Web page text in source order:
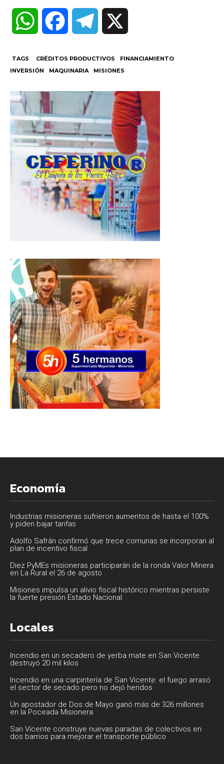
W
a
t
s
p
c
b
o
o
k
l
g
r
a
m
TAGS CRÉDITOS PRODUCTIVOS
FINANCIAMIENTO
INVERSIÓN
MAQUINARIA MISIONES
Economía
Industrias misioneras sufrieron aumentos de hasta el 100%
y piden bajar tarifas
Adolfo Safrán confirmó que trece comunas se incorporan al
plan de incentivo fiscal
Diez PyMEs misioneras participarán de la ronda Valor Minera
en La Rural el 26 de agosto
Misiones impulsa un alivio fiscal histórico mientras persiste
la fuerte presión Estado Nacional
Locales
Incendio en un secadero de yerba mate en San Vicente
destruyó 20 mil kilos
Incendio en una carpintería de San Vicente: el fuego arrasó
el sector de secado pero no dejó heridos
Un apostador de Dos de Mayo ganó más de 326 millones
en la Poceada Misionera
San Vicente construye nuevas paradas de colectivos en
dos barrios para mejorar el transporte público